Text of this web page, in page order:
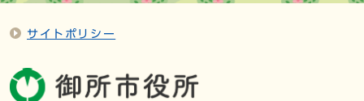
サイトポリシー